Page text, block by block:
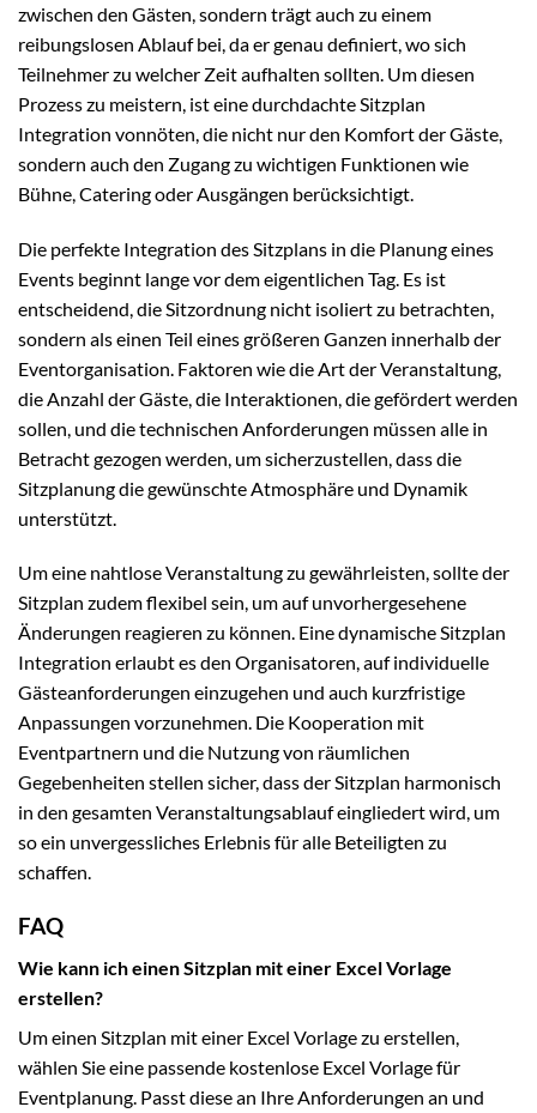
zwischen den Gästen, sondern trägt auch zu einem
reibungslosen Ablauf bei, da er genau definiert, wo sich
Teilnehmer zu welcher Zeit aufhalten sollten. Um diesen
Prozess zu meistern, ist eine durchdachte Sitzplan
Integration vonnöten, die nicht nur den Komfort der Gäste,
sondern auch den Zugang zu wichtigen Funktionen wie
Bühne, Catering oder Ausgängen berücksichtigt.
Die perfekte Integration des Sitzplans in die Planung eines
Events beginnt lange vor dem eigentlichen Tag. Es ist
entscheidend, die Sitzordnung nicht isoliert zu betrachten,
sondern als einen Teil eines größeren Ganzen innerhalb der
Eventorganisation. Faktoren wie die Art der Veranstaltung,
die Anzahl der Gäste, die Interaktionen, die gefördert werden
sollen, und die technischen Anforderungen müssen alle in
Betracht gezogen werden, um sicherzustellen, dass die
Sitzplanung die gewünschte Atmosphäre und Dynamik
unterstützt.
Um eine nahtlose Veranstaltung zu gewährleisten, sollte der
Sitzplan zudem flexibel sein, um auf unvorhergesehene
Änderungen reagieren zu können. Eine dynamische Sitzplan
Integration erlaubt es den Organisatoren, auf individuelle
Gästeanforderungen einzugehen und auch kurzfristige
Anpassungen vorzunehmen. Die Kooperation mit
Eventpartnern und die Nutzung von räumlichen
Gegebenheiten stellen sicher, dass der Sitzplan harmonisch
in den gesamten Veranstaltungsablauf eingliedert wird, um
so ein unvergessliches Erlebnis für alle Beteiligten zu
schaffen.
FAQ
Wie kann ich einen Sitzplan mit einer Excel Vorlage
erstellen?
Um einen Sitzplan mit einer Excel Vorlage zu erstellen,
wählen Sie eine passende kostenlose Excel Vorlage für
Eventplanung. Passt diese an Ihre Anforderungen an und